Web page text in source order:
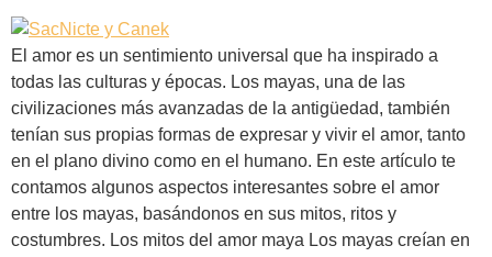
El amor es un sentimiento universal que ha inspirado a
todas las culturas y épocas. Los mayas, una de las
civilizaciones más avanzadas de la antigüedad, también
tenían sus propias formas de expresar y vivir el amor, tanto
en el plano divino como en el humano. En este artículo te
contamos algunos aspectos interesantes sobre el amor
entre los mayas, basándonos en sus mitos, ritos y
costumbres. Los mitos del amor maya Los mayas creían en